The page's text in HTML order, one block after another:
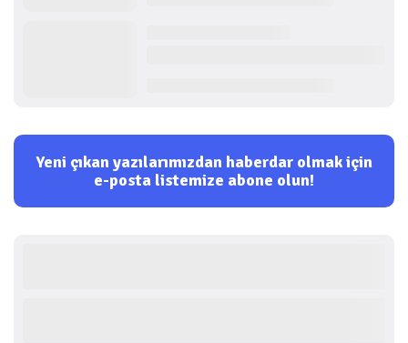
Yeni çıkan yazılarımızdan haberdar olmak için
e-posta listemize abone olun!